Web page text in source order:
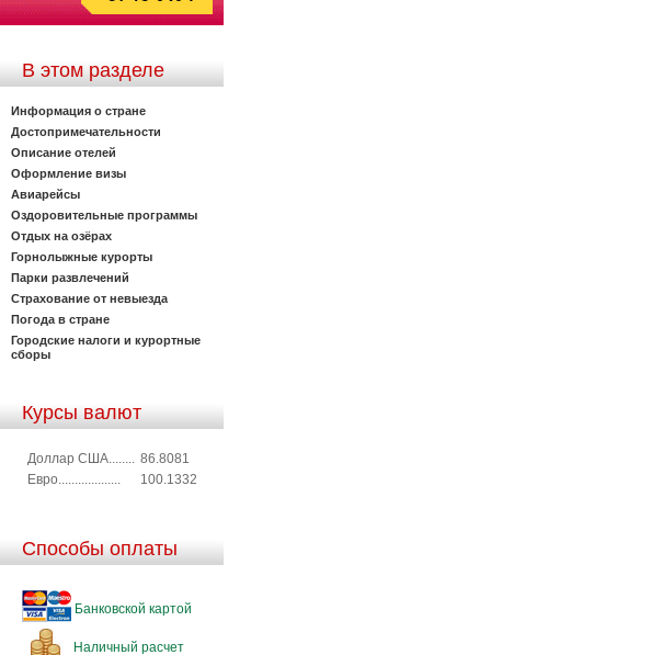
В этом разделе
Информация о стране
Достопримечательности
Описание отелей
Оформление визы
Авиарейсы
Оздоровительные программы
Отдых на озёрах
Горнолыжные курорты
Парки развлечений
Страхование от невыезда
Погода в стране
Городские налоги и курортные
сборы
Курсы валют
Доллар США........ 86.8081
Евро...................
100.1332
Способы оплаты
Банковской картой
Наличный расчет